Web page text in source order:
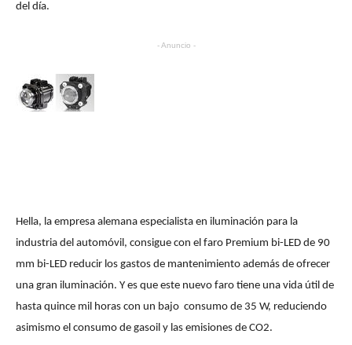
del día.
- Anuncio -
Hella, la empresa alemana especialista en iluminación para la
industria del automóvil, consigue con el faro Premium bi-LED de 90
mm bi-LED reducir los gastos de mantenimiento además de ofrecer
una gran iluminación. Y es que este nuevo faro tiene una vida útil de
hasta quince mil horas con un bajo consumo de 35 W, reduciendo
asimismo el consumo de gasoil y las emisiones de CO2.